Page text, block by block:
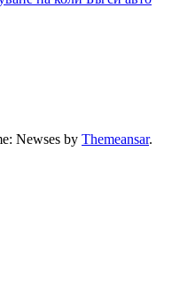
Newses by Themeansar.